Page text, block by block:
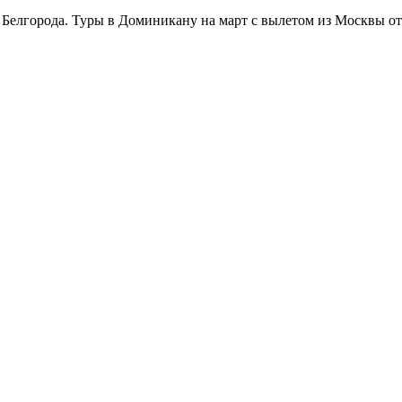
Туры в Доминикану на март с вылетом из Москвы от